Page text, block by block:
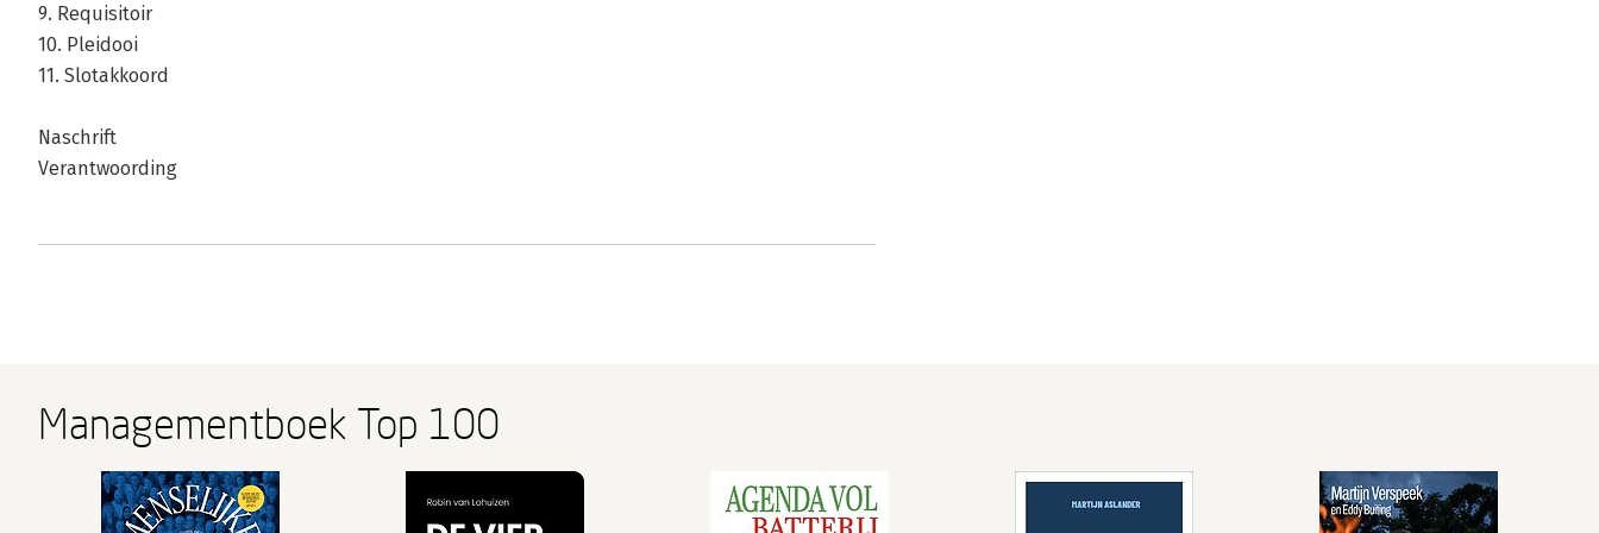
9. Requisitoir
10. Pleidooi
11. Slotakkoord
Naschrift
Verantwoording
Managementboek Top 100